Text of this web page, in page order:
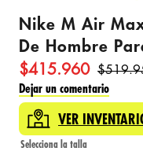
3. nike
4. guayos
5
Nike M Air
De Hombre
$415.960 $519.
Dejar un comentario
VER